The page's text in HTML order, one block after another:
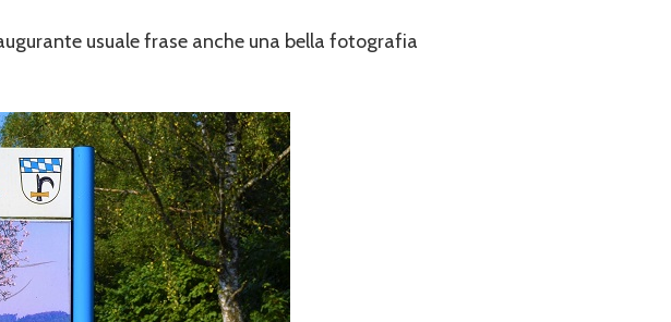
usuale frase anche una bella fotografia